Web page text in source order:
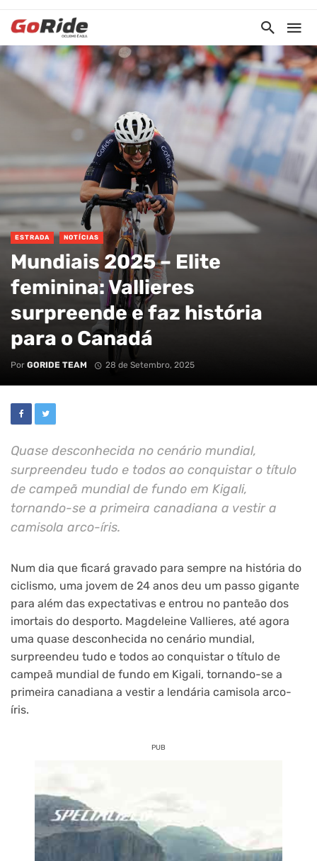
ESTRADA NOTÍCIAS
Mundiais 2025 – Elite
feminina: Vallieres
surpreende e faz história
para o Canadá
Por GORIDE TEAM 28 de Setembro, 2025
Quase desconhecida no cenário mundial,
surpreendeu tudo e todos ao conquistar o título
de campeã mundial de fundo em Kigali,
tornando-se a primeira canadiana a vestir a
camisola arco-íris.
Num dia que ficará gravado para sempre na história do
ciclismo, uma jovem de 24 anos deu um passo gigante
para além das expectativas e entrou no panteão dos
imortais do desporto. Magdeleine Vallieres, até agora
uma quase desconhecida no cenário mundial,
surpreendeu tudo e todos ao conquistar o título de
campeã mundial de fundo em Kigali, tornando-se a
primeira canadiana a vestir a lendária camisola arco-
íris.
PUB